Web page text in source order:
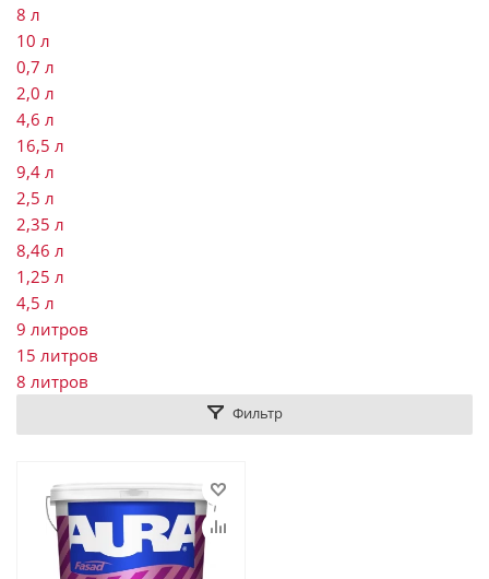
8 л
10 л
0,7 л
2,0 л
4,6 л
16,5 л
9,4 л
2,5 л
2,35 л
8,46 л
1,25 л
4,5 л
9 литров
15 литров
8 литров
Фильтр